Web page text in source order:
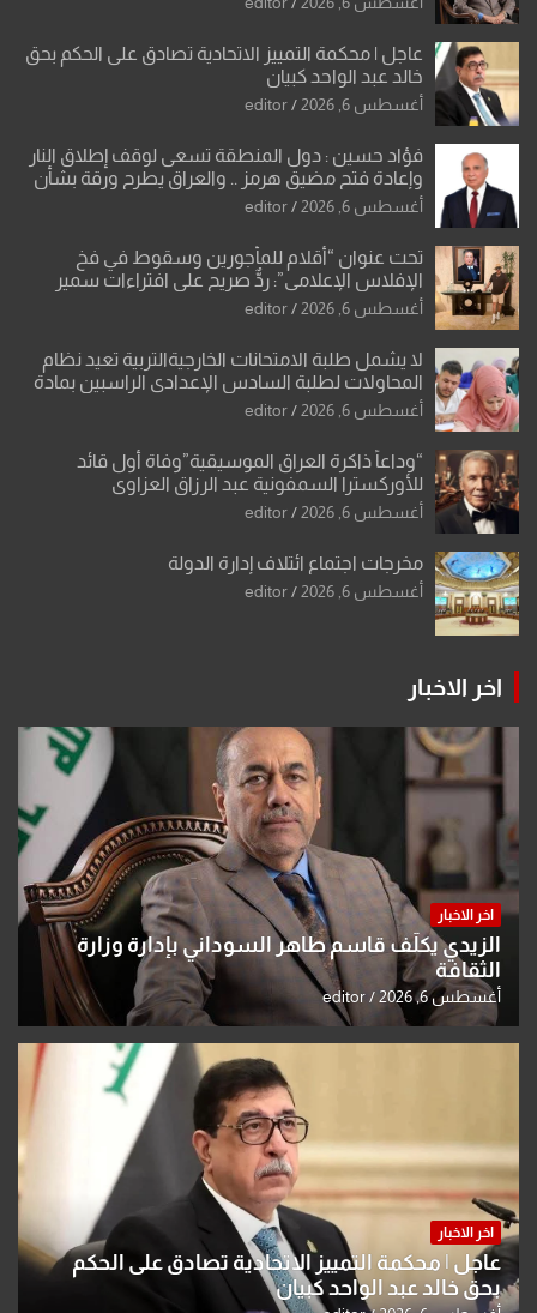
عاجل | محكمة التمييز الاتحادية تصادق على الحكم بحق
خالد عبد الواحد كبيان
أغسطس 6, 2026 editor
فؤاد حسين : دول المنطقة تسعى لوقف إطلاق النار
وإعادة فتح مضيق هرمز .. والعراق يطرح ورقة بشأن
تحولات القدس
أغسطس 6, 2026 editor
تحت عنوان “أقلام للمأجورين وسقوط في فخ
الإفلاس الإعلامي”: ردٌّ صريح على افتراءات سمير
الشكرجي
أغسطس 6, 2026 editor
لا يشمل طلبة الامتحانات الخارجيةالتربية تعيد نظام
المحاولات لطلبة السادس الإعدادي الراسبين بمادة
أو مادتين
أغسطس 6, 2026 editor
“وداعاً ذاكرة العراق الموسيقية”وفاة أول قائد
للأوركسترا السمفونية عبد الرزاق العزاوي
أغسطس 6, 2026 editor
مخرجات اجتماع ائتلاف إدارة الدولة
أغسطس 6, 2026 editor
اخر الاخبار
اخر الاخبار
الزيدي يكلّف قاسم طاهر السوداني بإدارة وزارة
الثقافة
أغسطس 6, 2026 editor
اخر الاخبار
عاجل | محكمة التمييز الاتحادية تصادق على الحكم
بحق خالد عبد الواحد كبيان